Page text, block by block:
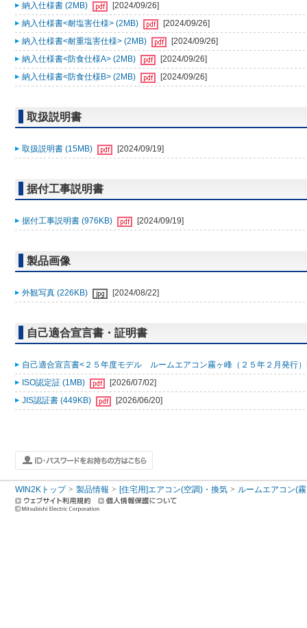
納入仕様書 (2MB)
[2024/09/26]
納入仕様書<耐塩害仕様> (2MB)
[2024/09/26]
納入仕様書<耐重塩害仕様> (2MB)
[2024/09/26]
納入仕様書<防食仕様A> (2MB)
[2024/09/26]
納入仕様書<防食仕様B> (2MB)
[2024/09/26]
取扱説明書
取扱説明書 (15MB) [2024/09/19]
据付工事説明書
据付工事説明書 (976KB) [2024/09/19]
製品画像
外観写真 (226KB) [2024/08/22]
自己適合宣言書・証明書
自己適合宣言書<２５年度モデル ルームエアコン霧ヶ峰（２５年２月発行
ISO認定証 (1MB)
[2026/07/02]
JIS認証書 (449KB)
[2026/06/20]
WIN2Kトップ 製品情報 [住宅用]エアコン(空調)・換気 ルームエアコン(